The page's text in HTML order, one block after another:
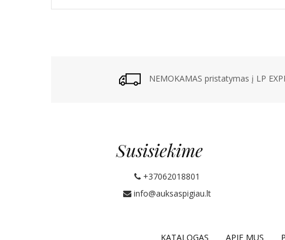
NEMOKAMAS pristatymas į LP
Susisiekime
+37062018801
info@auksaspigiau.lt
KATALOGAS APIE MUS